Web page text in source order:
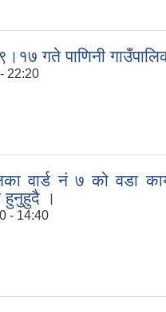
गते पाणिनी
22:20
वार्ड नं ७ को वडा
हुनुहुदै ।
- 14:40